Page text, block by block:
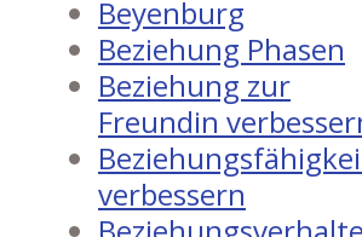
Beyenburg
Beziehung Phasen
Beziehung zur
Freundin
verbessern